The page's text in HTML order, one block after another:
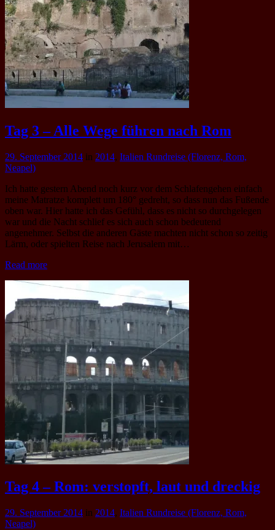
Tag 3 – Alle Wege führen nach Rom
29. September 2014 in 2014, Italien Rundreise (Florenz, Rom,
Neapel)
Ich hatte gestern Abend noch kurz vor dem Schlafengehen einfach
meine Matratze komplett um 180° gedreht, so dass nun das Fußende
oben war. Hier hatte ich das Gefühl, dass es nicht so durchgelegen
war und die Nacht schlief es sich auch schon bedeutend
angenehmer. Selbst die anderen Gäste machten nicht schon so zeitig
Lärm, oder spielten Reise nach Jerusalem mit…
Read more
Tag 4 – Rom: verstopft, laut und dreckig
29. September 2014 in 2014, Italien Rundreise (Florenz, Rom,
Neapel)